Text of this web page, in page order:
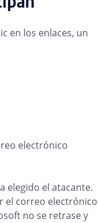
en los enlaces, un
electrónico
elegido el atacante.
el correo electrónico
no se retrase y